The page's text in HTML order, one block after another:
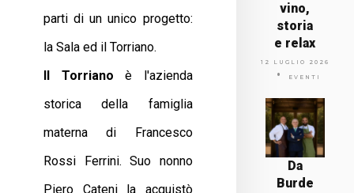
parti di un unico progetto:
la Sala ed il Torriano.
Il Torriano è l'azienda
storica della famiglia
materna di Francesco
Rossi Ferrini. Suo nonno
Piero Cateni la acquistò
vino,
storia
e relax
12 LUGLIO 2026
EVENTI
Da
Burde